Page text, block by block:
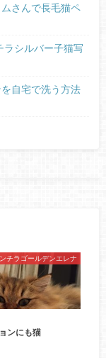
さんで長毛猫ペ
シルバー子猫写
自宅で洗う方法
チラゴールデンエレナ
ンにも猫